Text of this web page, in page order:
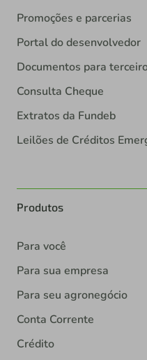
Promoções e parcerias
Portal do desenvolvedor
Documentos para
Consulta Cheque
Extratos da Fundeb
Leilões de Créditos
Produtos
Para você
Para sua empresa
Para seu agronegócio
Conta Corrente
Crédito